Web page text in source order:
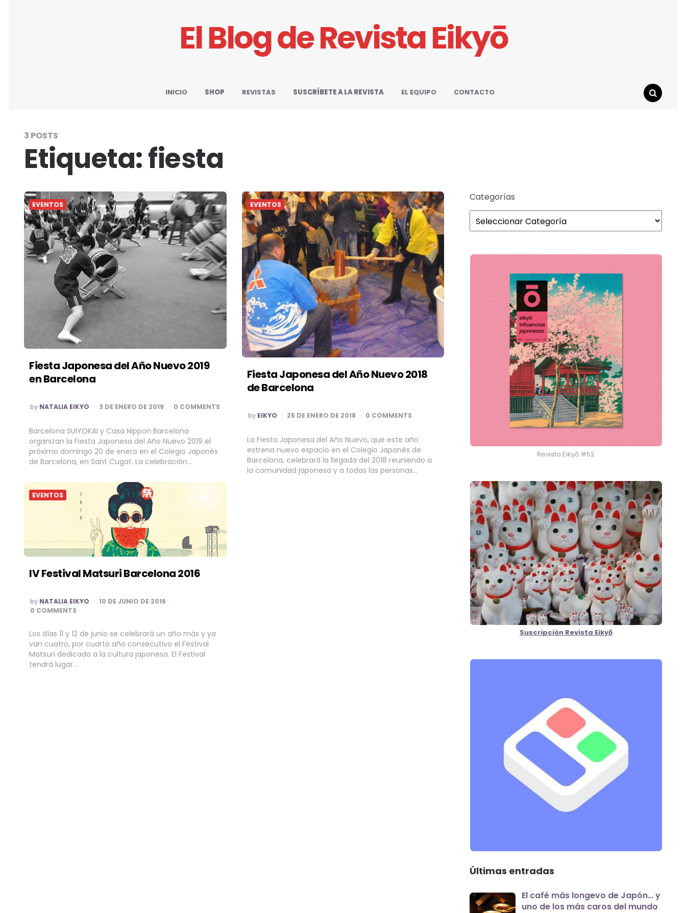
El Blog de Revista Eikyō
INICIO SHOP REVISTAS SUSCRÍBETE A LA REVISTA EL EQUIPO
CONTACTO
3 POSTS
Etiqueta:fiesta
EVENTOS
Fiesta Japonesa del Año Nuevo 2019
en Barcelona
POSTED
BY
by NATALIA EIKYO 3 DE ENERO DE 2019 0 COMMENTS
Barcelona SUIYOKAI y Casa Nippon Barcelona
organizan la Fiesta Japonesa del Año Nuevo 2019 el
próximo domingo 20 de enero en el Colegio Japonés
de Barcelona, en Sant Cugat. La celebración…
EVENTOS
Fiesta Japonesa del Año Nuevo 2018
de Barcelona
POSTED
BY
by EIKYO 25 DE ENERO DE 2018 0 COMMENTS
La Fiesta Japonesa del Año Nuevo, que este año
estrena nuevo espacio en el Colegio Japonés de
Barcelona, celebrará la llegada del 2018 reuniendo a
la comunidad japonesa y a todas las personas…
EVENTOS
IV Festival Matsuri Barcelona 2016
POSTED
BY
by NATALIA EIKYO
10 DE JUNIO DE 2016
0 COMMENTS
Los días 11 y 12 de junio se celebrará un año más y ya
van cuatro, por cuarto año consecutivo el Festival
Matsuri dedicado a la cultura japonesa. El Festival
tendrá lugar…
Categorías
Revista Eikyō #52
Suscripción Revista Eikyō
Últimas entradas
El café más longevo de Japón… y
uno de los más caros del mundo